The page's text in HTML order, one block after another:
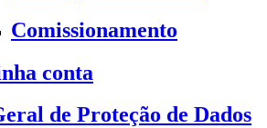
Comissionamento
conta
de Proteção de Dados